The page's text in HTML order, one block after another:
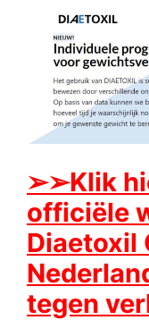
➢➢Klik
officiële
Diaetoxil
tegen